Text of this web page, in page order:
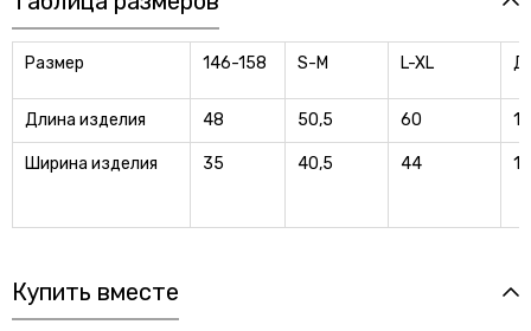
Размер 146-158 S-M L-XL
Длина изделия 48 50,5 60 1
Ширина изделия 35 40,5 44 1
Купить вместе